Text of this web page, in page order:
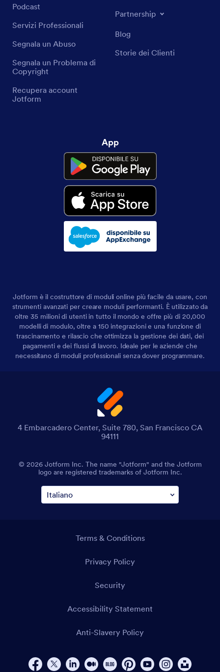
Podcast
Servizi Professionali
Segnala un Abuso
Segnala un Problema di
Copyright
Recupera account
Jotform
Partnership
Blog
Storie dei Clienti
App
Jotform è il costruttore di moduli online più facile da usare, con
strumenti avanzati per creare moduli performanti. È utilizzato da
oltre 35 milioni di utenti in tutto il mondo e offre più di 20,000
modelli di modulo, oltre a 150 integrazioni e una funzione di
trascinamento e rilascio che ottimizza la gestione dei dati, dei
pagamenti e dei flussi di lavoro. Ideale per le aziende che
necessitano di moduli professionali senza dover programmare.
4 Embarcadero Center, Suite 780, San Francisco CA
94111
© 2026 Jotform Inc. The name "Jotform" and the Jotform
logo are registered trademarks of Jotform Inc.
Terms & Conditions
Privacy Policy
Security
Accessibility Statement
Anti-Slavery Policy